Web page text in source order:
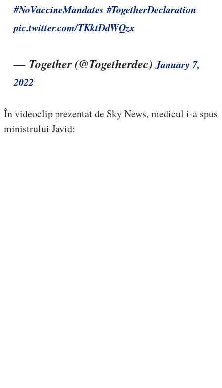
#NoVaccineMandates #TogetherDeclaration
pic.twitter.com/TKktDdWQzx
— Together (@Togetherdec)January 7,
2022
În videoclip prezentat de Sky News, medicul i-a spus
ministrului Javid: